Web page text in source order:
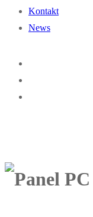
Kontakt
News